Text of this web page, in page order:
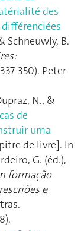
des
Schneuwly, B.
Peter
N., &
de
uma
de livre]. In
G. (éd.),
formação
e